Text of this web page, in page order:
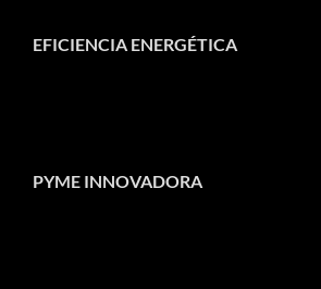
EFICIENCIA ENERGÉTICA
PYME INNOVADORA